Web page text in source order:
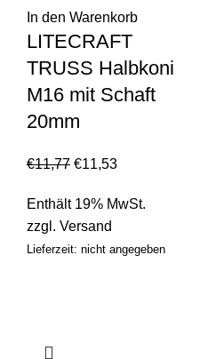
In den Warenkorb
LITECRAFT
TRUSS Halbkoni
M16 mit Schaft
20mm
€11,77 €11,53
Enthält 19% MwSt.
zzgl. Versand
Lieferzeit: nicht angegeben